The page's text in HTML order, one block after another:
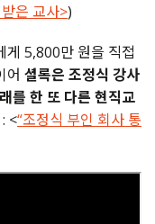
은 교사>)
게 5,800만 원을 직접
어 셜록은 조정식 강사
를 한 또 다른 현직교
<“조정식 부인 회사 통